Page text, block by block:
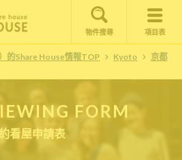
物件搜尋 項目表
）的Share House情報TOP Kyoto
京都
FORM
看屋申請表